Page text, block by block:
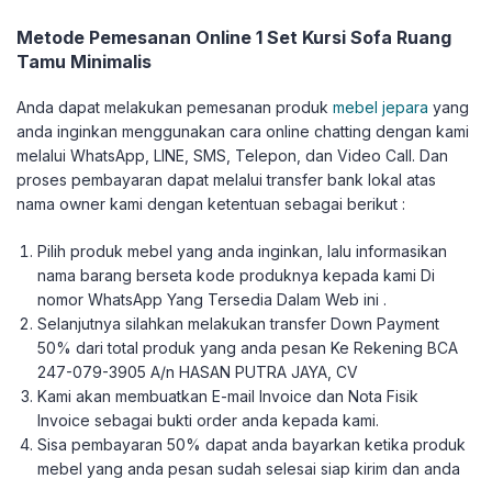
Metode Pemesanan Online 1 Set Kursi Sofa Ruang
Tamu Minimalis
Anda dapat melakukan pemesanan produk mebel jepara yang
anda inginkan menggunakan cara online chatting dengan kami
melalui WhatsApp, LINE, SMS, Telepon, dan Video Call. Dan
proses pembayaran dapat melalui transfer bank lokal atas
nama owner kami dengan ketentuan sebagai berikut :
Pilih produk mebel yang anda inginkan, lalu informasikan
nama barang berseta kode produknya kepada kami Di
nomor WhatsApp Yang Tersedia Dalam Web ini .
Selanjutnya silahkan melakukan transfer Down Payment
50% dari total produk yang anda pesan Ke Rekening BCA
247-079-3905 A/n HASAN PUTRA JAYA, CV
Kami akan membuatkan E-mail Invoice dan Nota Fisik
Invoice sebagai bukti order anda kepada kami.
Sisa pembayaran 50% dapat anda bayarkan ketika produk
mebel yang anda pesan sudah selesai siap kirim dan anda